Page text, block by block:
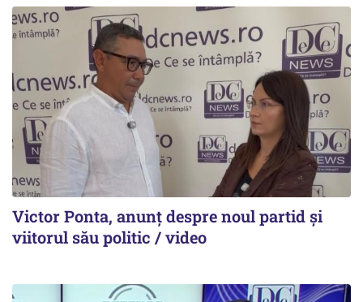
Victor Ponta, anunț despre noul partid și
viitorul său politic / video